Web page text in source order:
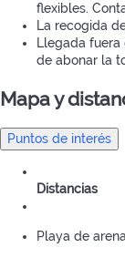
flexibles.
La recogida
Llegada fuera
de abonar la
Mapa y
Puntos de interés
Distancias
Playa de